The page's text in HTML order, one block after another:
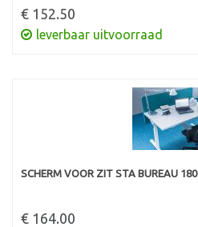
€ 152.50
leverbaar uitvoorraad
SCHERM VOOR ZIT STA BUREAU 180
€ 164.00